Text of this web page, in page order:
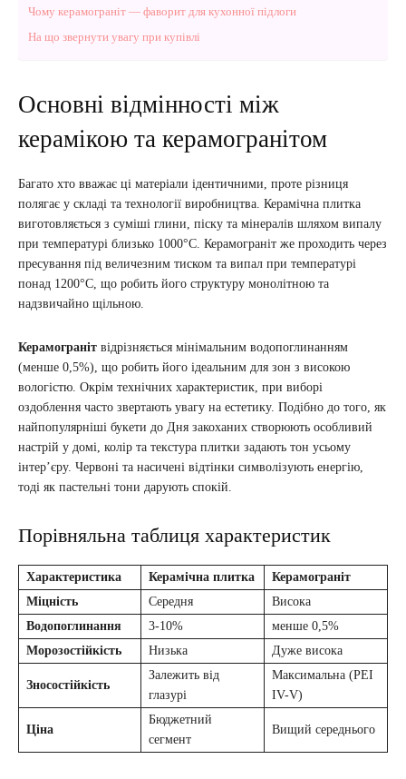
Чому керамограніт — фаворит для кухонної підлоги
На що звернути увагу при купівлі
Основні відмінності між
керамікою та керамогранітом
Багато хто вважає ці матеріали ідентичними, проте різниця
полягає у складі та технології виробництва. Керамічна плитка
виготовляється з суміші глини, піску та мінералів шляхом випалу
при температурі близько 1000°C. Керамограніт же проходить через
пресування під величезним тиском та випал при температурі
понад 1200°C, що робить його структуру монолітною та
надзвичайно щільною.
Керамограніт відрізняється мінімальним водопоглинанням
(менше 0,5%), що робить його ідеальним для зон з високою
вологістю. Окрім технічних характеристик, при виборі
оздоблення часто звертають увагу на естетику. Подібно до того, як
найпопулярніші букети до Дня закоханих створюють особливий
настрій у домі, колір та текстура плитки задають тон усьому
інтер’єру. Червоні та насичені відтінки символізують енергію,
тоді як пастельні тони дарують спокій.
Порівняльна таблиця характеристик
Характеристика Керамічна плитка
Керамограніт
Міцність
Середня
Висока
Водопоглинання
3-10%
менше 0,5%
Морозостійкість
Низька Дуже висока
Зносостійкість
Залежить від
глазурі
Максимальна (PEI
IV-V)
Ціна
Бюджетний
сегмент
Вищий середнього